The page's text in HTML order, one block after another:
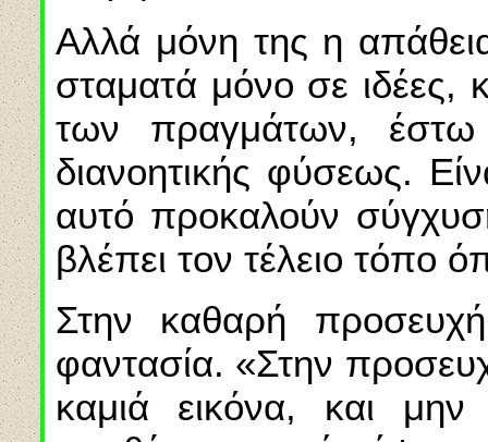
Αλλά μόνη της η
σταματά μόνο σε ιδέες,
των πραγμάτων, έστω
διανοητικής φύσεως.
αυτό προκαλούν
βλέπει τον τέλειο τόπο
Στην καθαρή
φαντασία. «Στην
καμιά εικόνα, και